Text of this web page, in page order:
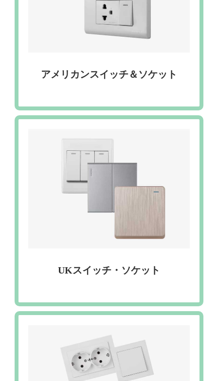
アメリカンスイッチ＆ソケット
UKスイッチ・ソケット